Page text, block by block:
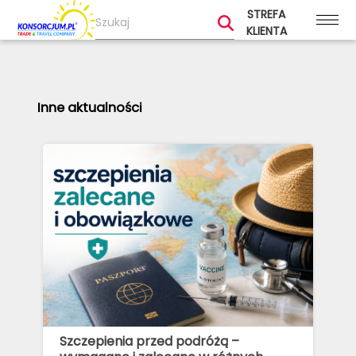
STREFA
KLIENTA
Inne aktualności
Szczepienia przed podróżą –